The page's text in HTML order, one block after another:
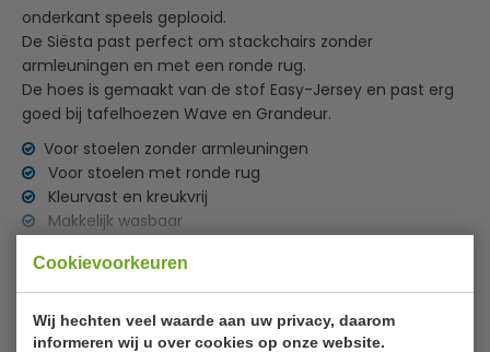
Cookievoorkeuren
Wij hechten veel waarde aan uw privacy, daarom
informeren wij u over cookies op onze website.
onderkant speels geplooid.
De Siësta past perfect om stackchairs zonder
armleuningen en met een ronde rug.
De hoes is gemaakt van de stof Easy-Jersey en past erg
goed bij tafelhoezen Wave en Grandeur.
Voor stoelen zonder armleuningen
Voor stoelen met ronde rug
Kleurvast en kreukvrij
Makkelijk wasbaar
Wasvoorschrift
Machinewas op 40°C
Specificaties
Model
997090